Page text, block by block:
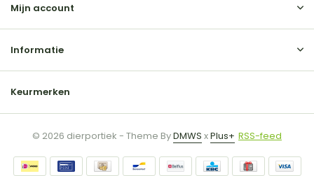
Mijn account
Informatie
Keurmerken
© 2026 dierportiek - Theme ByDMWS xPlus+ RSS-feed